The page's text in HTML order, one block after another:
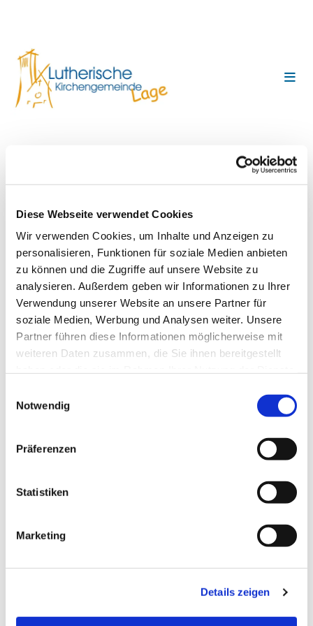
Diese Webseite verwendet Cookies
Wir verwenden Cookies, um Inhalte und Anzeigen zu
personalisieren, Funktionen für soziale Medien anbieten
zu können und die Zugriffe auf unsere Website zu
analysieren. Außerdem geben wir Informationen zu Ihrer
Verwendung unserer Website an unsere Partner für
soziale Medien, Werbung und Analysen weiter. Unsere
Partner führen diese Informationen möglicherweise mit
weiteren Daten zusammen, die Sie ihnen bereitgestellt
Notwendig
Präferenzen
Statistiken
Marketing
Details zeigen
Karaoke für Jung und Alt im
21:30 Uhr